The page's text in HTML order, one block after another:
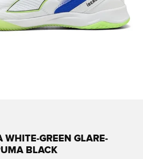
WHITE-GREEN GLARE-
BLACK